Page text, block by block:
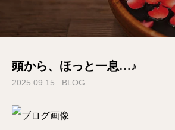
頭から、ほっと一息…♪
2025.09.15 BLOG